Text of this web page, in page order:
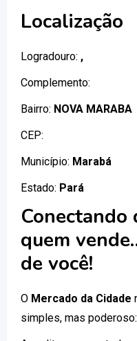
Localização
Logradouro: ,
Complemento:
Bairro: NOVA MARABA
CEP:
Município: Marabá
Estado: Pará
Conectando
quem
de você!
O Mercado da Cidade
simples, mas poderoso: